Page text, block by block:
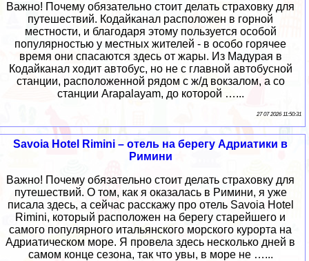
Важно! Почему обязательно стоит делать страховку для
путешествий. Кодайканал расположен в горной
местности, и благодаря этому пользуется особой
популярностью у местных жителей - в особо горячее
время они спасаются здесь от жары. Из Мадурая в
Кодайканал ходит автобус, но не с главной автобусной
станции, расположенной рядом с ж/д вокзалом, а со
станции Arapalayam, до которой …...
27 07 2026 11:50:31
Savoia Hotel Rimini – отель на берегу Адриатики в
Римини
Важно! Почему обязательно стоит делать страховку для
путешествий. О том, как я оказалась в Римини, я уже
писала здесь, а сейчас расскажу про отель Savoia Hotel
Rimini, который расположен на берегу старейшего и
самого популярного итальянского морского курорта на
Адриатическом море. Я провела здесь несколько дней в
самом конце сезона, так что увы, в море не …...